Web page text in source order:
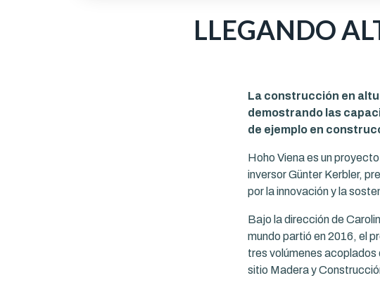
LLEGANDO
La construcción en
demostrando las
de ejemplo en
Hoho Viena es un
inversor Günter Kerbler,
por la innovación y la
Bajo la dirección de
mundo partió en 2016, el
tres volúmenes acoplados
sitio Madera y